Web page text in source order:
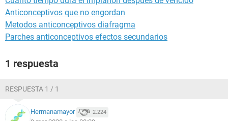
Anticonceptivos que no engordan
Metodos anticonceptivos diafragma
Parches anticonceptivos efectos secundarios
1 respuesta
RESPUESTA 1 / 1
Hermanamayor 2.224